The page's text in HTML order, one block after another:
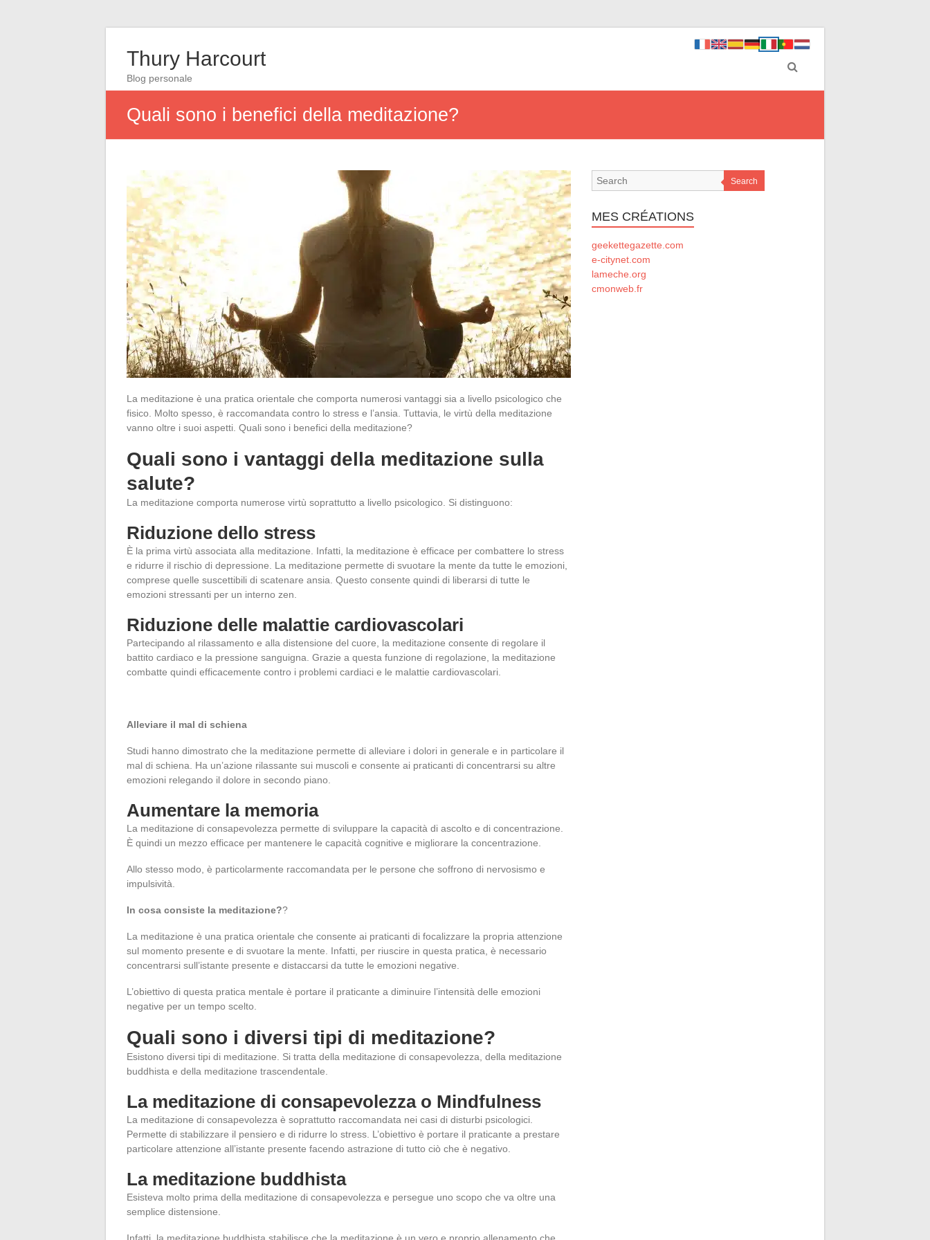
Thury Harcourt
Blog personale
Quali sono i benefici della meditazione?
La meditazione è una pratica orientale che comporta numerosi vantaggi sia a livello psicologico che
fisico. Molto spesso, è raccomandata contro lo stress e l’ansia. Tuttavia, le virtù della meditazione
vanno oltre i suoi aspetti. Quali sono i benefici della meditazione?
Quali sono i vantaggi della meditazione sulla
salute?
La meditazione comporta numerose virtù soprattutto a livello psicologico. Si distinguono:
Riduzione dello stress
È la prima virtù associata alla meditazione. Infatti, la meditazione è efficace per combattere lo stress
e ridurre il rischio di depressione. La meditazione permette di svuotare la mente da tutte le emozioni,
comprese quelle suscettibili di scatenare ansia. Questo consente quindi di liberarsi di tutte le
emozioni stressanti per un interno zen
Riduzione delle malattie cardiovascolari
Partecipando al rilassamento e alla distensione del cuore, la meditazione consente di regolare il
battito cardiaco e la pressione sanguigna. Grazie a questa funzione di regolazione, la meditazione
combatte quindi efficacemente contro i problemi cardiaci e le malattie cardiovascolari.
Alleviare il mal di schiena
Studi hanno dimostrato che la meditazione permette di alleviare i dolori in generale e in particolare il
mal di schiena. Ha un’azione rilassante sui muscoli e consente ai praticanti di concentrarsi su altre
emozioni relegando il dolore in secondo piano.
Aumentare la memoria
La meditazione di consapevolezza permette di sviluppare la capacità di ascolto e di concentrazione.
È quindi un mezzo efficace per mantenere le capacità cognitive e migliorare la concentrazione.
Allo stesso modo, è particolarmente raccomandata per le persone che soffrono di nervosismo e
impulsività.
In cosa consiste la meditazione??
La meditazione è una pratica orientale che consente ai praticanti di focalizzare la propria attenzione
sul momento presente e di svuotare la mente. Infatti, per riuscire in questa pratica, è necessario
concentrarsi sull’istante presente e distaccarsi da tutte le emozioni negative.
L’obiettivo di questa pratica mentale è portare il praticante a diminuire l’intensità delle emozioni
negative per un tempo scelto.
Quali sono i diversi tipi di meditazione?
Esistono diversi tipi di meditazione. Si tratta della meditazione di consapevolezza, della meditazione
buddhista e della meditazione trascendentale.
La meditazione di consapevolezza o Mindfulness
La meditazione di consapevolezza è soprattutto raccomandata nei casi di disturbi psicologici.
Permette di stabilizzare il pensiero e di ridurre lo stress. L’obiettivo è portare il praticante a prestare
particolare attenzione all’istante presente facendo astrazione di tutto ciò che è negativo.
La meditazione buddhista
Esisteva molto prima della meditazione di consapevolezza e persegue uno scopo che va oltre una
semplice distensione.
Search
MES CRÉATIONS
geekettegazette.com
e-citynet.com
lameche.org
cmonweb.fr